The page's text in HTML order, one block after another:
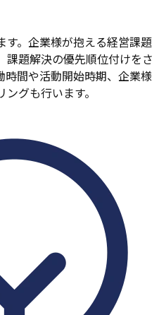
す。企業様が抱える経営課題
題解決の優先順位付けをさ
間や活動開始時期、企業様
グも行います。